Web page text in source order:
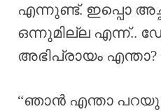
എന്നുണ്ട്. ഇപ്പൊ
ഒന്നുമില്ല എന്ന്..
അഭിപ്രായം എന്താ?
“ഞാൻ എന്താ